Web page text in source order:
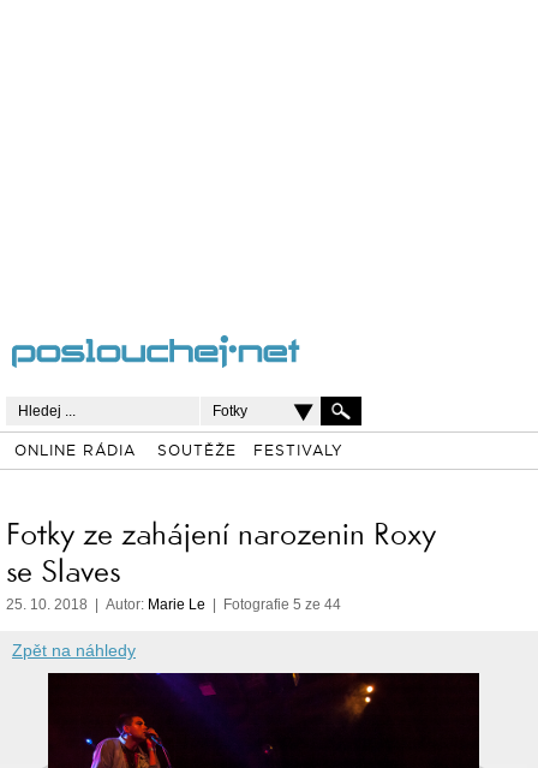
Fotky
ONLINE RÁDIA SOUTĚŽE FESTIVALY
Fotky ze zahájení narozenin Roxy
se Slaves
25. 10. 2018 | Autor: Marie Le | Fotografie 5 ze 44
Zpět na náhledy